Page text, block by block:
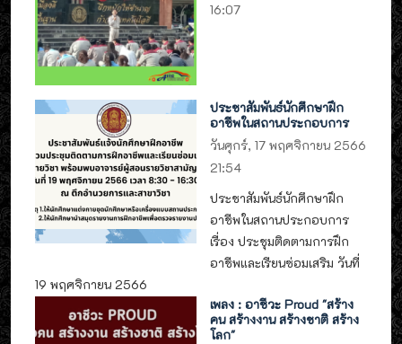
16:07
ประชาสัมพันธ์นักศึกษาฝึก
อาชีพในสถานประกอบการ
วันศุกร์, 17 พฤศจิกายน 2566
21:54
ประชาสัมพันธ์นักศึกษาฝึก
อาชีพในสถานประกอบการ
เรื่อง ประชุมติดตามการฝึก
อาชีพและเรียนซ่อมเสริม วันที่
19 พฤศจิกายน 2566
เพลง : อาชีวะ Proud "สร้าง
คน สร้างงาน สร้างชาติ สร้าง
โลก"